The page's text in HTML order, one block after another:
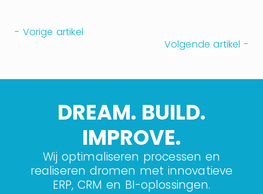
- Vorige artikel
Volgende artikel -
DREAM. BUILD.
IMPROVE.
Wij optimaliseren processen en
realiseren dromen met innovatieve
ERP, CRM en BI-oplossingen.